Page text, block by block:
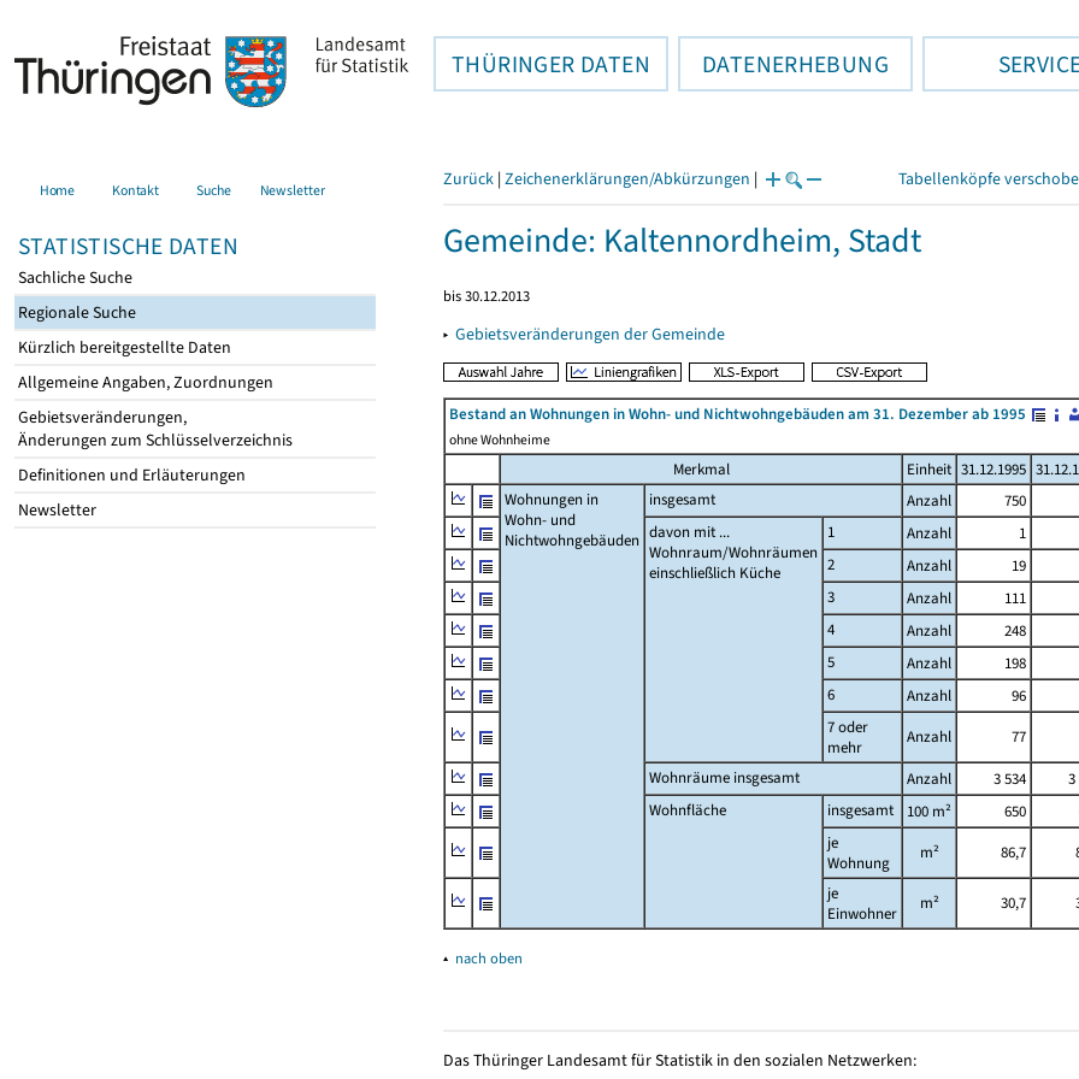
THÜRINGER DATEN DATENERHEBUNG
Home Kontakt Suche Newsletter
STATISTISCHE DATEN
Sachliche Suche
Regionale Suche
Kürzlich bereitgestellte Daten
Allgemeine Angaben, Zuordnungen
Gebietsveränderungen,
Änderungen zum Schlüsselverzeichnis
Definitionen und Erläuterungen
Newsletter
Zurück | Zeichenerklärungen/Abkürzungen | Tabellenköpfe
Gemeinde: Kaltennordheim, Stadt
bis 30.12.2013
▸ Gebietsveränderungen der Gemeinde
Bestand an Wohnungen in Wohn- und Nichtwohngebäuden am 31. Dezember ab 1995
ohne Wohnheime
Merkmal Einheit 31.12.1995
Wohnungen in
Wohn- und
Nichtwohngebäuden
insgesamt Anzahl 750
davon mit ...
Wohnraum/Wohnräumen
einschließlich Küche
1 Anzahl 1
2
Anzahl 19
3
Anzahl 111
4
Anzahl 248
5
Anzahl 198
6
Anzahl 96
7 oder
mehr
Anzahl 77
Wohnräume insgesamt
Anzahl 3 534 3
Wohnfläche
insgesamt 100 m² 650
je
Wohnung
m² 86,7
je
Einwohner
m² 30,7
▴ nach oben
Das Thüringer Landesamt für Statistik in den sozialen Netzwerken: